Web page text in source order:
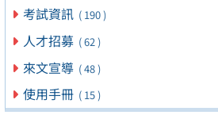
考試資訊 ( 190 )
人才招募 ( 62 )
來文宣導 ( 48 )
使用手冊 ( 15 )